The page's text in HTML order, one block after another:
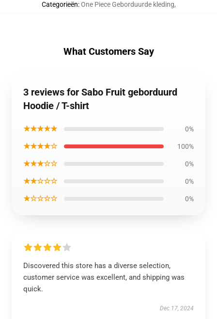
Categorieën:One Piece Geborduurde kleding,
What Customers Say
3 reviews for Sabo Fruit geborduurd
Hoodie / T-shirt
★★★★★ 0%
★★★★☆ 100%
★★★☆☆ 0%
★★☆☆☆ 0%
★☆☆☆☆ 0%
Discovered this store has a diverse selection,
customer service was excellent, and shipping was
quick.
Dec 17, 2024